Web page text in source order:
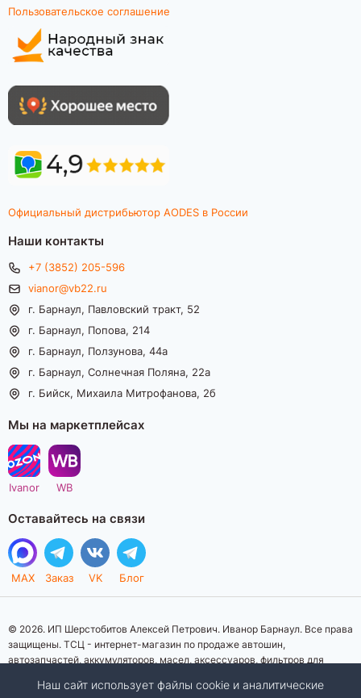
Пользовательское соглашение
Официальный дистрибьютор AODES в России
Наши контакты
+7 (3852) 205-596
vianor@vb22.ru
г. Барнаул, Павловский тракт, 52
г. Барнаул, Попова, 214
г. Барнаул, Ползунова, 44а
г. Барнаул, Солнечная Поляна, 22а
г. Бийск, Михаила Митрофанова, 2б
Мы на маркетплейсах
Ivanor WB
Оставайтесь на связи
MAX Заказ VK Блог
© 2026. ИП Шерстобитов Алексей Петрович. Иванор Барнаул. Все права
защищены. ТСЦ - интернет-магазин по продаже автошин,
автозапчастей, аккумуляторов, масел, аксессуаров, фильтров для
информационный характер. Представленная информация о товарах, их
Наш сайт использует файлы cookie и аналитические